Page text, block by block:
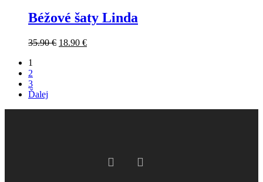
Béžové šaty Linda
35.90€ 18.90 €
1
2
3
Ďalej